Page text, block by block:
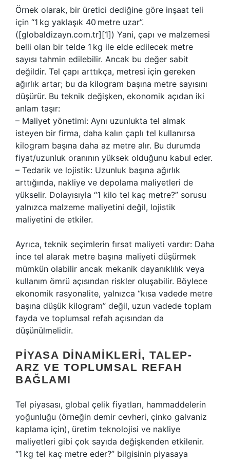
Örnek olarak, bir üretici dediğine göre inşaat teli
için “1 kg yaklaşık 40 metre uzar”.
([globaldizayn.com.tr][1]) Yani, çapı ve malzemesi
belli olan bir telde 1 kg ile elde edilecek metre
sayısı tahmin edilebilir. Ancak bu değer sabit
değildir. Tel çapı arttıkça, metresi için gereken
ağırlık artar; bu da kilogram başına metre sayısını
düşürür. Bu teknik değişken, ekonomik açıdan iki
anlam taşır:
– Maliyet yönetimi: Aynı uzunlukta tel almak
isteyen bir firma, daha kalın çaplı tel kullanırsa
kilogram başına daha az metre alır. Bu durumda
fiyat/uzunluk oranının yüksek olduğunu kabul eder.
– Tedarik ve lojistik: Uzunluk başına ağırlık
arttığında, nakliye ve depolama maliyetleri de
yükselir. Dolayısıyla “1 kilo tel kaç metre?” sorusu
yalnızca malzeme maliyetini değil, lojistik
maliyetini de etkiler.
Ayrıca, teknik seçimlerin fırsat maliyeti vardır: Daha
ince tel alarak metre başına maliyeti düşürmek
mümkün olabilir ancak mekanik dayanıklılık veya
kullanım ömrü açısından riskler oluşabilir. Böylece
ekonomik rasyonalite, yalnızca “kısa vadede metre
başına düşük kilogram” değil, uzun vadede toplam
fayda ve toplumsal refah açısından da
düşünülmelidir.
PIYASA DINAMIKLERI, TALEP‐
ARZ VE TOPLUMSAL REFAH
BAĞLAMI
Tel piyasası, global çelik fiyatları, hammaddelerin
yoğunluğu (örneğin demir cevheri, çinko galvaniz
kaplama için), üretim teknolojisi ve nakliye
maliyetleri gibi çok sayıda değişkenden etkilenir.
“1 kg tel kaç metre eder?” bilgisinin piyasaya